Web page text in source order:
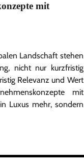
mit
Landschaft stehen
nicht nur kurzfristig
Relevanz und Wert
mit
Luxus mehr, sondern